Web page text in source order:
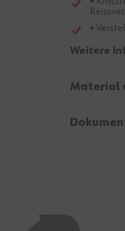
•
Weitere
Material